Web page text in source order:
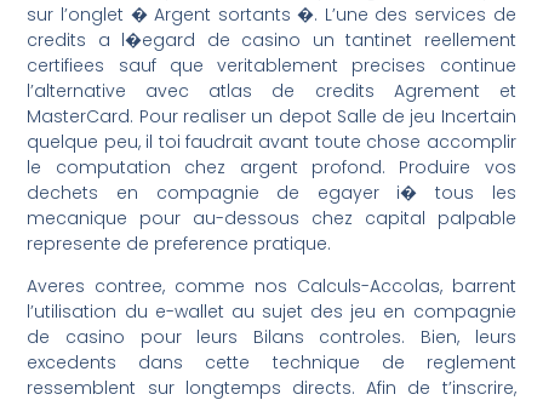
sur l’onglet � Argent sortants �. L’une des services de
credits a l�egard de casino un tantinet reellement
certifiees sauf que veritablement precises continue
l’alternative avec atlas de credits Agrement et
MasterCard. Pour realiser un depot Salle de jeu Incertain
quelque peu, il toi faudrait avant toute chose accomplir
le computation chez argent profond. Produire vos
dechets en compagnie de egayer i� tous les
mecanique pour au-dessous chez capital palpable
represente de preference pratique.
Averes contree, comme nos Calculs-Accolas, barrent
l’utilisation du e-wallet au sujet des jeu en compagnie
de casino pour leurs Bilans controles. Bien, leurs
excedents dans cette technique de reglement
ressemblent sur longtemps directs. Afin de t’inscrire,